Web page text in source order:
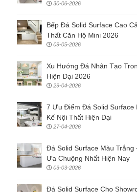
30-06-2026
Bếp Đá Solid Surface Cao
Thất Căn Hộ Mini 2026
09-05-2026
Xu Hướng Đá Nhân Tạo
Hiện Đại 2026
29-04-2026
7 Ưu Điểm Đá Solid Surface
Kế Nội Thất Hiện Đại
27-04-2026
Đá Solid Surface Màu
Ưa Chuộng Nhất Hiện Nay
03-03-2026
Đá Solid Surface Cho